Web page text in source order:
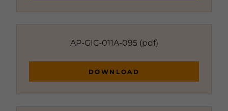
AP-GIC-011A-095(pdf)
DOWNLOAD